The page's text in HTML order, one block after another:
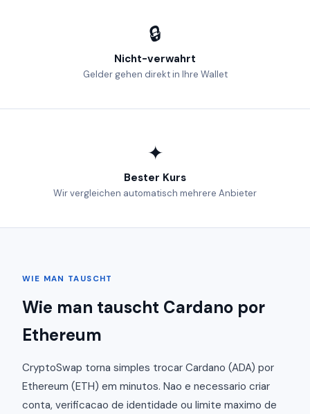
🔒
Nicht-verwahrt
Gelder gehen direkt in Ihre Wallet
✦
Bester Kurs
Wir vergleichen automatisch mehrere Anbieter
WIE MAN TAUSCHT
Wie man tauscht Cardano por
Ethereum
CryptoSwap torna simples trocar Cardano (ADA) por
Ethereum (ETH) em minutos. Nao e necessario criar
conta, verificacao de identidade ou limite maximo de